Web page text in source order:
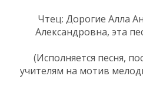
Чтец: Дорогие Алла
Александровна, эта
(Исполняется песня,
учителям на мотив